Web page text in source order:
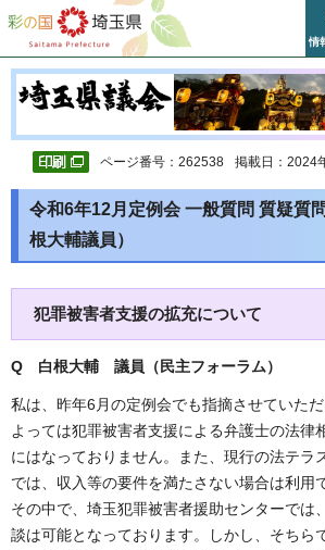
彩の国 埼玉県
情
ページ番号：262538 掲載日：2024
令和6年12月定例会 一般質問 質疑質
根大輔議員）
犯罪被害者支援の拡充について
Q 白根大輔 議員（民主フォーラム）
私は、昨年6月の定例会でも指摘させていた
よっては犯罪被害者支援による弁護士の法律
にはなっておりません。また、現行の法テラ
では、収入等の要件を満たさない場合は利用
その中で、埼玉犯罪被害者援助センターでは
談は可能となっております。しかし、そちら